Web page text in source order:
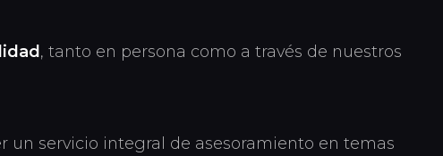
, tanto en persona como a través de nuestros
un servicio integral de asesoramiento en temas